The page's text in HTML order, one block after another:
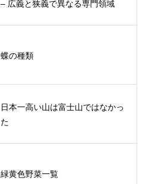
– 広義と狭義で異なる専門領域
蝶の種類
日本一高い山は富士山ではなかっ
た
緑黄色野菜一覧